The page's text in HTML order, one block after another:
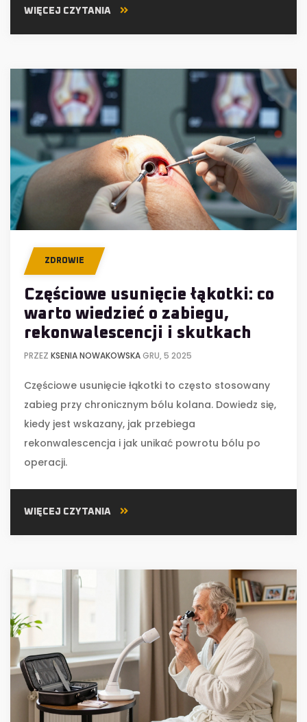
WIĘCEJ CZYTANIA
ZDROWIE
Częściowe usunięcie łąkotki: co
warto wiedzieć o zabiegu,
rekonwalescencji i skutkach
PRZEZ KSENIA NOWAKOWSKAGRU, 5 2025
Częściowe usunięcie łąkotki to często stosowany
zabieg przy chronicznym bólu kolana. Dowiedz się,
kiedy jest wskazany, jak przebiega
rekonwalescencja i jak unikać powrotu bólu po
operacji.
WIĘCEJ CZYTANIA